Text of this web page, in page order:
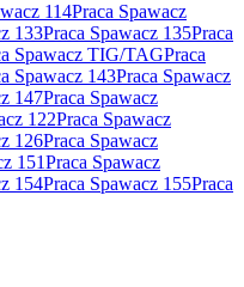
114Praca Spawacz
133Praca Spawacz 135Praca
Spawacz TIG/TAGPraca
Spawacz 143Praca Spawacz
147Praca Spawacz
122Praca Spawacz
126Praca Spawacz
151Praca Spawacz
154Praca Spawacz 155Praca